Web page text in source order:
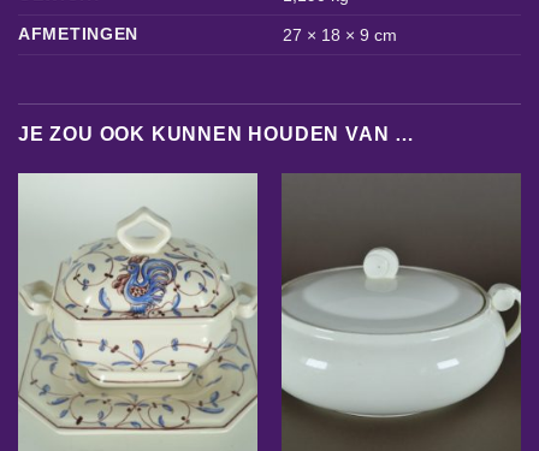
AFMETINGEN
27 × 18 × 9 cm
JE ZOU OOK KUNNEN HOUDEN VAN …